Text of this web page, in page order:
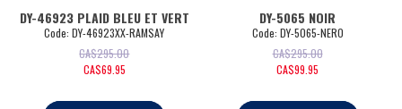
DY-46923 PLAID BLEU ET VERT
Code: DY-46923XX-RAMSAY
CA$295.00
CA$69.95
DY-5065 NOIR
Code: DY-5065-NERO
CA$295.00
CA$99.95